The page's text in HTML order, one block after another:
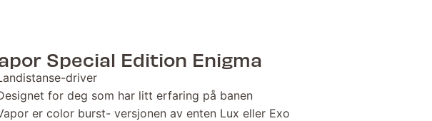
Special Edition Enigma
driver
for deg som har litt erfaring på banen
er color burst- versjonen av enten Lux eller Exo